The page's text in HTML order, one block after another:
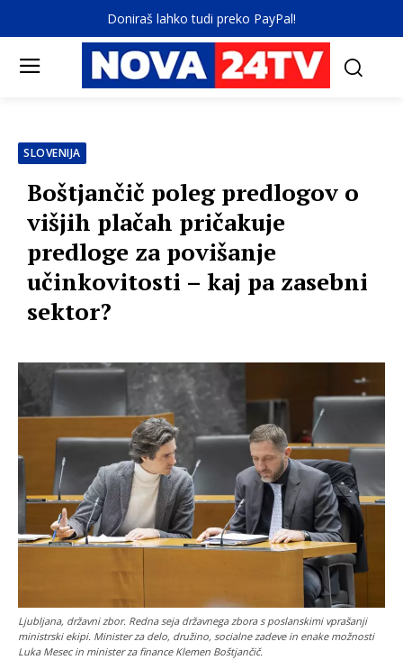
Doniraš lahko tudi preko PayPal!
SLOVENIJA
Boštjančič poleg predlogov o
višjih plačah pričakuje
predloge za povišanje
učinkovitosti – kaj pa zasebni
sektor?
Ljubljana, državni zbor. Redna seja državnega zbora s poslanskimi vprašanji
ministrski ekipi. Minister za delo, družino, socialne zadeve in enake možnosti
Luka Mesec in minister za finance Klemen Boštjančič.